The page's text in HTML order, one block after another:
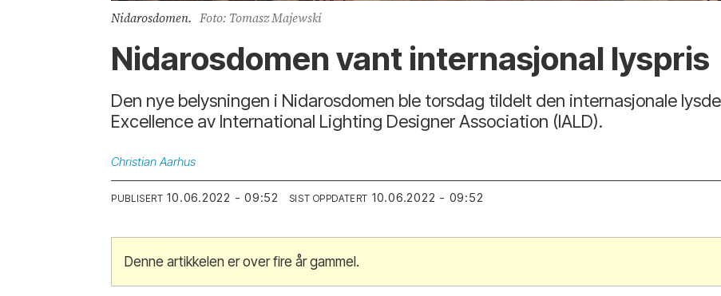
Nidarosdomen. Foto: Tomasz Majewski
Nidarosdomen vant internasjonal lyspris
Den nye belysningen i Nidarosdomen ble torsdag tildelt den internasjonale
Excellence av International Lighting Designer Association (IALD).
Christian Aarhus
PUBLISERT 10.06.2022 - 09:52 SIST OPPDATERT 10.06.2022 - 09:52
Denne artikkelen er over fire år gammel.